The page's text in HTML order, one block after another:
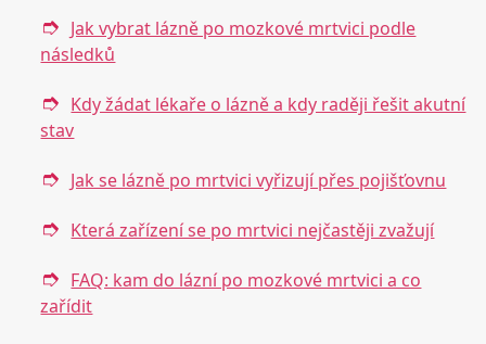
Jak vybrat lázně po mozkové mrtvici podle
následků
Kdy žádat lékaře o lázně a kdy raději řešit akutní
stav
Jak se lázně po mrtvici vyřizují přes pojišťovnu
Která zařízení se po mrtvici nejčastěji zvažují
FAQ: kam do lázní po mozkové mrtvici a co
zařídit